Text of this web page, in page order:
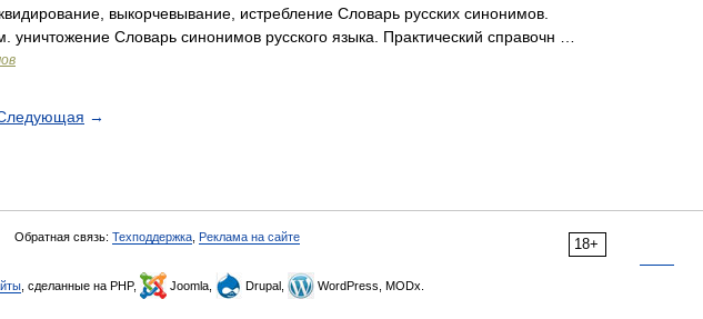
выкорчевывание, истребление Словарь русских синонимов.
уничтожение Словарь синонимов русского языка. Практический справочн …
→
18+
Обратная связь: Техподдержка Реклама на сайте
, сделанные на PHP, Joomla, Drupal, WordPress, MODx.